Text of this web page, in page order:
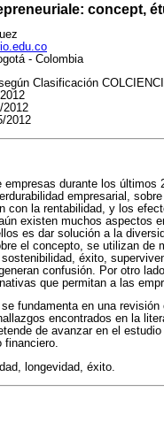
concept,
- Colombia
Clasificación
2012
2012
empresas durante los últimos
empresarial,
con la rentabilidad, y los
existen muchos aspectos
es dar solución a la
el concepto, se utilizan de
éxito,
confusión. Por otro
que permitan a las
fundamenta en una
encontrados en la
de avanzar en el
financiero.
longevidad, éxito.